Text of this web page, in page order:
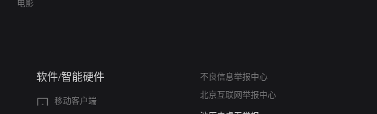
电影
软件/智能硬件
移动客户端
不良信息举报中心
北京互联网举报中心
亚运会举报专区